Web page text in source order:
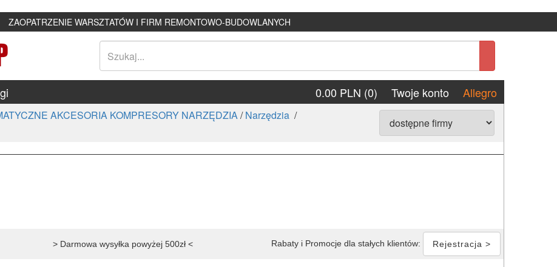
ZAOPATRZENIE WARSZTATÓW I FIRM REMONTOWO-BUDOWLANYCH
0.00 PLN (0) Twoje konto
Allegro
AKCESORIA KOMPRESORY NARZĘDZIA/Narzędzia /
> Darmowa wysyłka powyżej 500zł < Rabaty i Promocje dla stałych klientów: Rejestracja >